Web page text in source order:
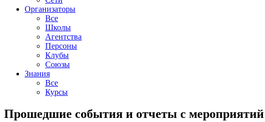
Организаторы
Все
Школы
Агентства
Персоны
Клубы
Союзы
Знания
Все
Курсы
Прошедшие события и отчеты с мероприятий